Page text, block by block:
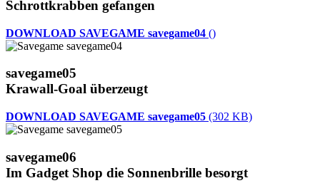
Schrottkrabben gefangen
DOWNLOAD SAVEGAME savegame04 ()
savegame05
Krawall-Goal überzeugt
DOWNLOAD SAVEGAME savegame05 (302 KB)
savegame06
Im Gadget Shop die Sonnenbrille besorgt